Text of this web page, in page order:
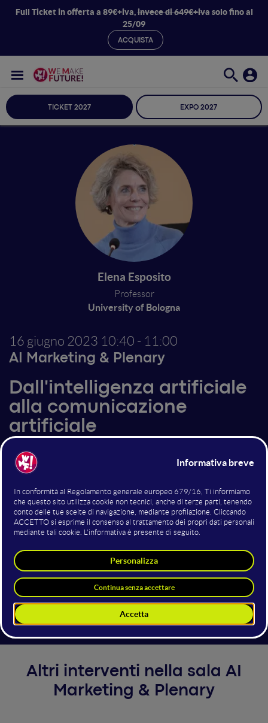
Full Ticket in offerta a 89€+iva,invece di 649€+ivasolo fino al
25/09
ACQUISTA
TICKET 2027 EXPO 2027
Elena Esposito
Professor
University of Bologna
16 giugno 2023 10:40 - 11:00
AI Marketing & Plenary
Dall'intelligenza artificiale
alla comunicazione
artificiale
Gli attuali algoritmi di apprendimento automatico
elaborano i dati e gestiscono le informazioni in modo
radicalmente diverso dalla mente umana: questa
differenza non è una debolezza, ma la ragione del
successo di queste tecnologie. Gli algoritmi avanzati
non hanno imparato a diventare intelligenti, ma a fare
dell'intelligenza: hanno imparato a partecipare alla
comunicazione, come Esposito spiega nel suo libro
"Comunicazione artificiale" (Bocconi University
Press).
Altri interventi nella sala AI
Marketing & Plenary